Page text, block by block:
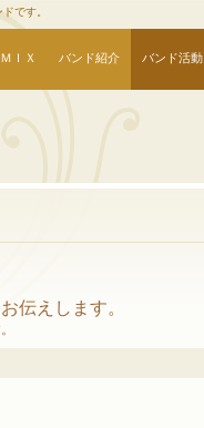
です。
ＩＸ バンド紹介 バンド活動
伝えします。